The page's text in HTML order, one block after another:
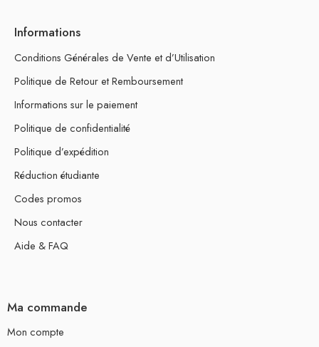
Informations
Conditions Générales de Vente et d’Utilisation
Politique de Retour et Remboursement
Informations sur le paiement
Politique de confidentialité
Politique d’expédition
Réduction étudiante
Codes promos
Nous contacter
Aide & FAQ
Ma commande
Mon compte